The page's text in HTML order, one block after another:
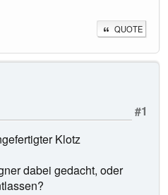
QUOTE
#1
Klotz
dabei gedacht, oder